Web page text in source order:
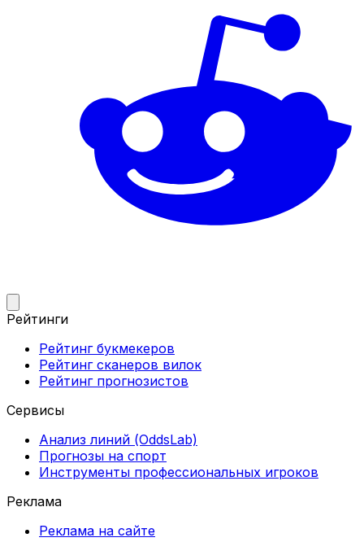
Рейтинги
Рейтинг букмекеров
Рейтинг сканеров вилок
Рейтинг прогнозистов
Сервисы
Анализ линий (OddsLab)
Прогнозы на спорт
Инструменты профессиональных игроков
Реклама
Реклама на сайте